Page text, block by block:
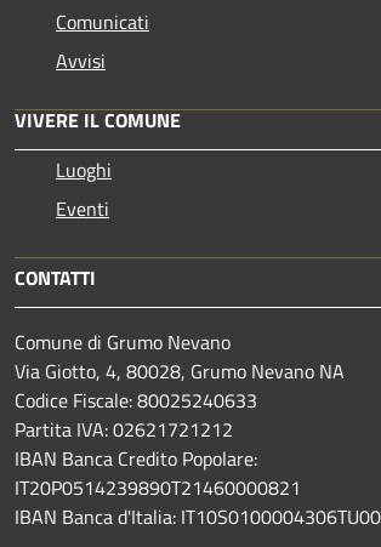
Comunicati
Avvisi
VIVERE IL COMUNE
Luoghi
Eventi
CONTATTI
Comune di Grumo Nevano
Via Giotto, 4, 80028, Grumo Nevano NA
Codice Fiscale: 80025240633
Partita IVA: 02621721212
IBAN Banca Credito Popolare:
IT20P0514239890T21460000821
IBAN Banca d'Italia: